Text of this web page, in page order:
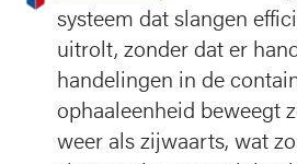
systeem dat slangen
uitrolt, zonder dat er
handelingen in de
ophaaleenheid beweegt
weer als zijwaarts, wat